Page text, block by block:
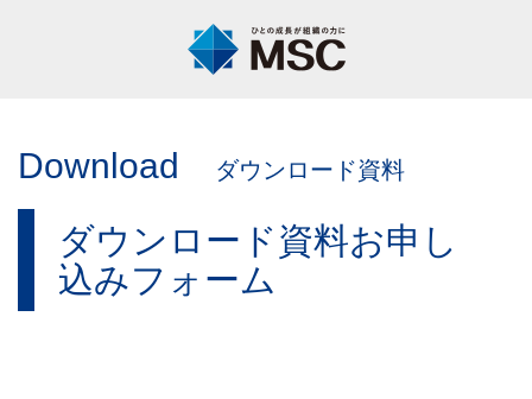
Download ダウンロード資料
ダウンロード資料お申し
込みフォーム